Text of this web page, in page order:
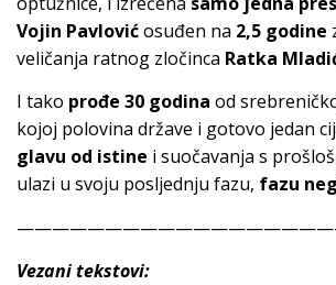
Vojin Pavlovićosuđen na 2,5 godine
veličanja ratnog zločinca Ratka
I tako prođe 30 godina od
kojoj polovina države i gotovo jedan
glavu od istine i suočavanja s
ulazi u svoju posljednju fazu, fazu
Vezani tekstovi: